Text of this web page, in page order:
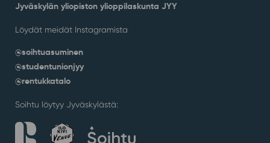
Jyväskylän yliopiston ylioppilaskunta JYY
Löydät meidät Instagramista
@soihtuasuminen
@studentunionjyy
@rentukkatalo
Soihtu löytyy Jyväskylästä: